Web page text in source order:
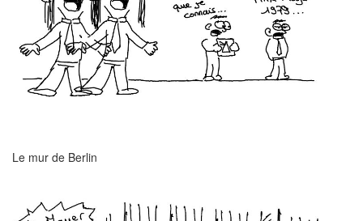
Le mur de Berlin